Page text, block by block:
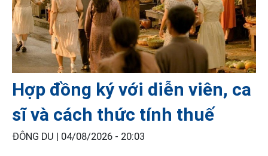
Hợp đồng ký với diễn viên, ca
sĩ và cách thức tính thuế
ĐÔNG DU | 04/08/2026 - 20:03